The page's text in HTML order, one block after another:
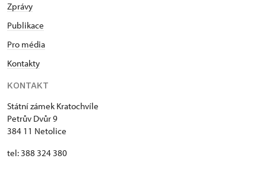
Zprávy
Publikace
Pro média
Kontakty
KONTAKT
Státní zámek Kratochvíle
Petrův Dvůr 9
384 11 Netolice
tel: 388 324 380